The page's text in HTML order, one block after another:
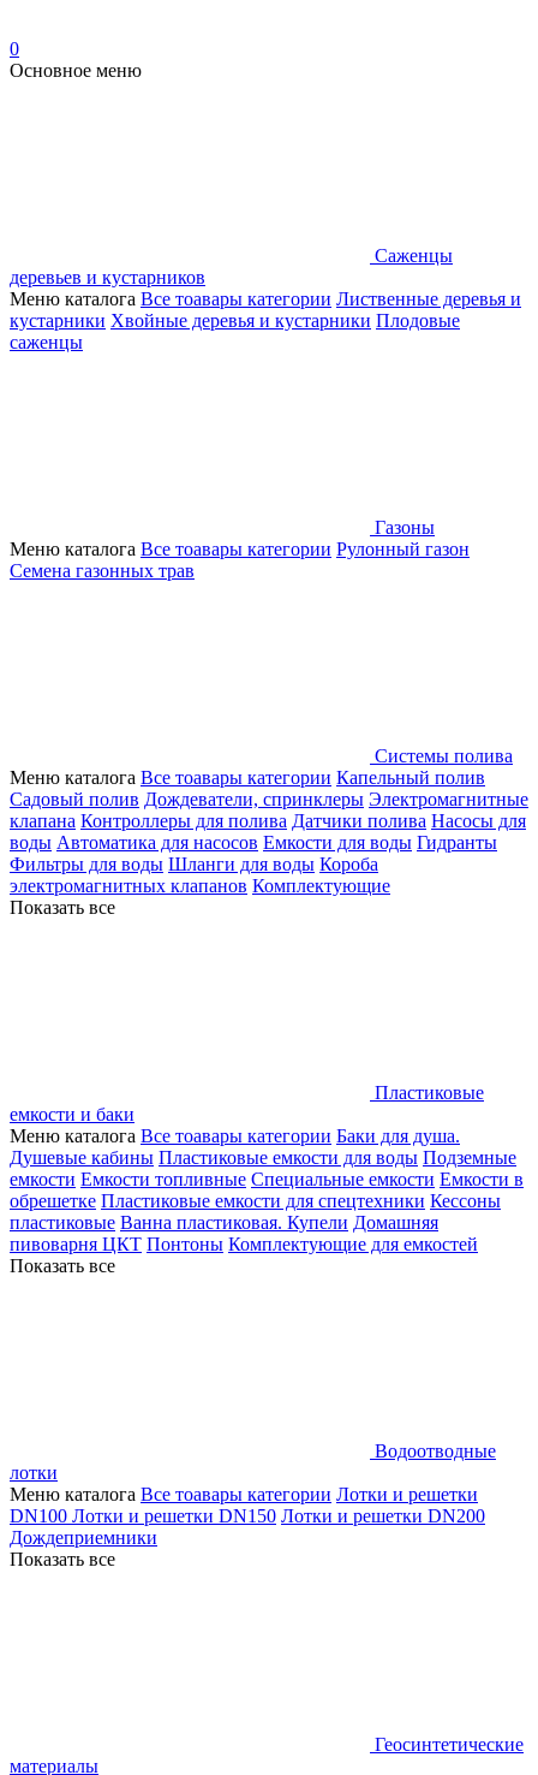
0
Основное меню
Саженцы
деревьев и кустарников
Меню каталога Все тоавары категории Лиственные деревья и
кустарники Хвойные деревья и кустарники Плодовые
саженцы
Газоны
Меню каталога Все тоавары категории Рулонный газон
Семена газонных трав
Системы полива
Меню каталога Все тоавары категории Капельный полив
Садовый полив Дождеватели, спринклеры Электромагнитные
клапана Контроллеры для полива Датчики полива Насосы для
воды Автоматика для насосов Емкости для воды Гидранты
Фильтры для воды Шланги для воды Короба
электромагнитных клапанов Комплектующие
Показать все
Пластиковые
емкости и баки
Меню каталога Все тоавары категории Баки для душа.
Душевые кабины Пластиковые емкости для воды Подземные
емкости Емкости топливные Специальные емкости Емкости в
обрешетке Пластиковые емкости для спецтехники Кессоны
пластиковые Ванна пластиковая. Купели Домашняя
пивоварня ЦКТ Понтоны Комплектующие для емкостей
Показать все
Водоотводные
лотки
Меню каталога Все тоавары категории Лотки и решетки
DN100 Лотки и решетки DN150 Лотки и решетки DN200
Дождеприемники
Показать все
Геосинтетические
материалы